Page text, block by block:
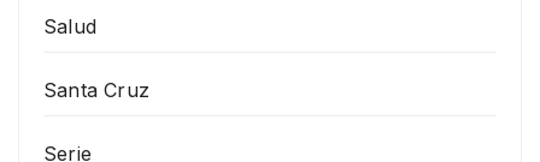
Salud
Santa Cruz
Serie